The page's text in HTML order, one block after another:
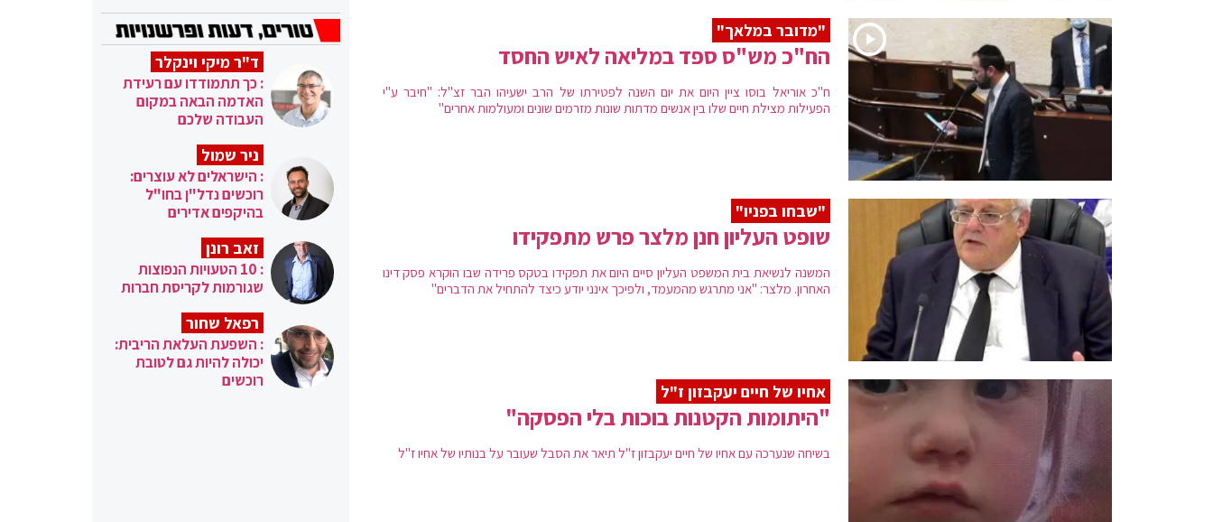
"מדובר במלאך"
הח"כ מש"ס ספד במליאה לאיש החסד
ח"כ אוריאל בוסו ציין היום את יום השנה לפטירתו של הרב ישעיהו הבר זצ"ל: "חיבר ע"י
הפעילות מצילת חיים שלו בין אנשים מדתות שונות מזרמים שונים ומעולמות אחרים"
"שבחו בפניו"
שופט העליון חנן מלצר פרש מתפקידו
המשנה לנשיאת בית המשפט העליון סיים היום את תפקידו בטקס פרידה שבו הוקרא פסק דינו
האחרון. מלצר: "אני מתרגש מהמעמד, ולפיכך אינני יודע כיצד להתחיל את הדברים"
אחיו של חיים יעקבזון ז"ל
"היתומות הקטנות בוכות בלי הפסקה"
בשיחה שנערכה עם אחיו של חיים יעקבזון ז"ל תיאר את הסבל שעובר על בנותיו של אחיו ז"ל
ד"ר מיקי וינקלר
: כך תתמודדו עם רעידת
האדמה הבאה במקום
העבודה שלכם
ניר שמול
: הישראלים לא עוצרים:
רוכשים נדל"ן בחו"ל
בהיקפים אדירים
זאב רונן
: 10 הטעויות הנפוצות
שגורמות לקריסת חברות
רפאל שחור
: השפעת העלאת הריבית:
יכולה להיות גם לטובת
רוכשים